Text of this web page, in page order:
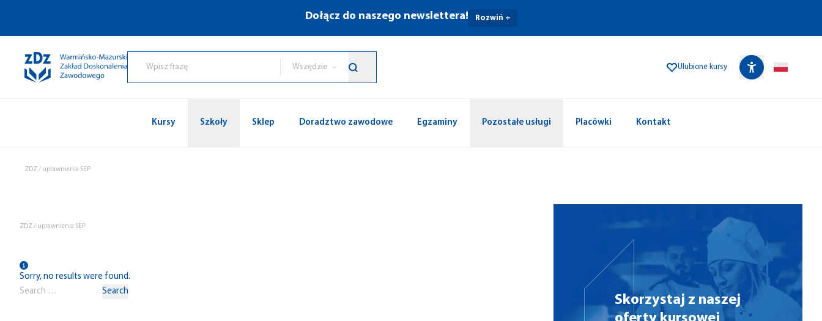
Dołącz do naszego newslettera! Rozwiń +
Wszędzie Ulubione kursy
Kursy Szkoły Sklep Doradztwo zawodowe Egzaminy Pozostałe usługi Placówki Kontakt
ZDZ/ uprawnienia SEP
ZDZ/ uprawnienia SEP
Sorry, no results were found.
Search for:
Search
Skorzystaj z naszej